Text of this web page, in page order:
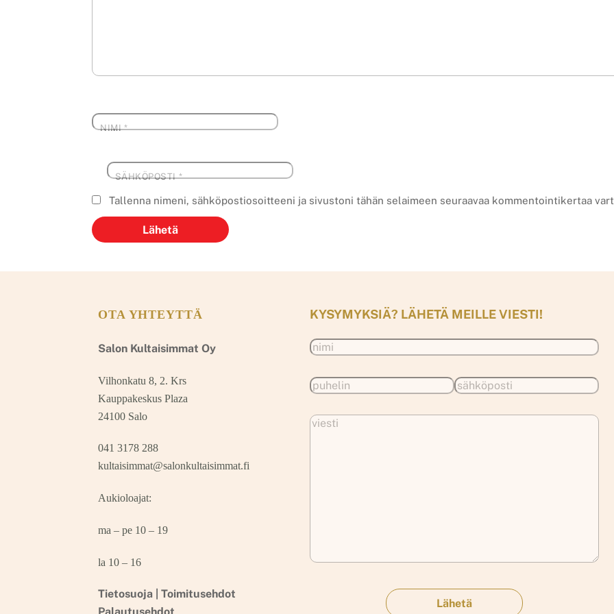
NIMI*
SÄHKÖPOSTI*
Tallenna nimeni, sähköpostiosoitteeni ja sivustoni tähän selaimeen seuraavaa kommentointikertaa
OTA YHTEYTTÄ
Salon Kultaisimmat Oy
Vilhonkatu 8, 2. Krs
Kauppakeskus Plaza
24100 Salo
041 3178 288
kultaisimmat@salonkultaisimmat.fi
Aukioloajat:
ma – pe 10 – 19
la 10 – 16
Tietosuoja | Toimitusehdot
KYSYMYKSIÄ? LÄHETÄ MEILLE VIESTI!